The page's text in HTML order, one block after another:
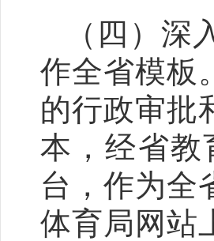
（四）
作全省模板。
的行政审批
本，经省教
台，作为全
体育局网站